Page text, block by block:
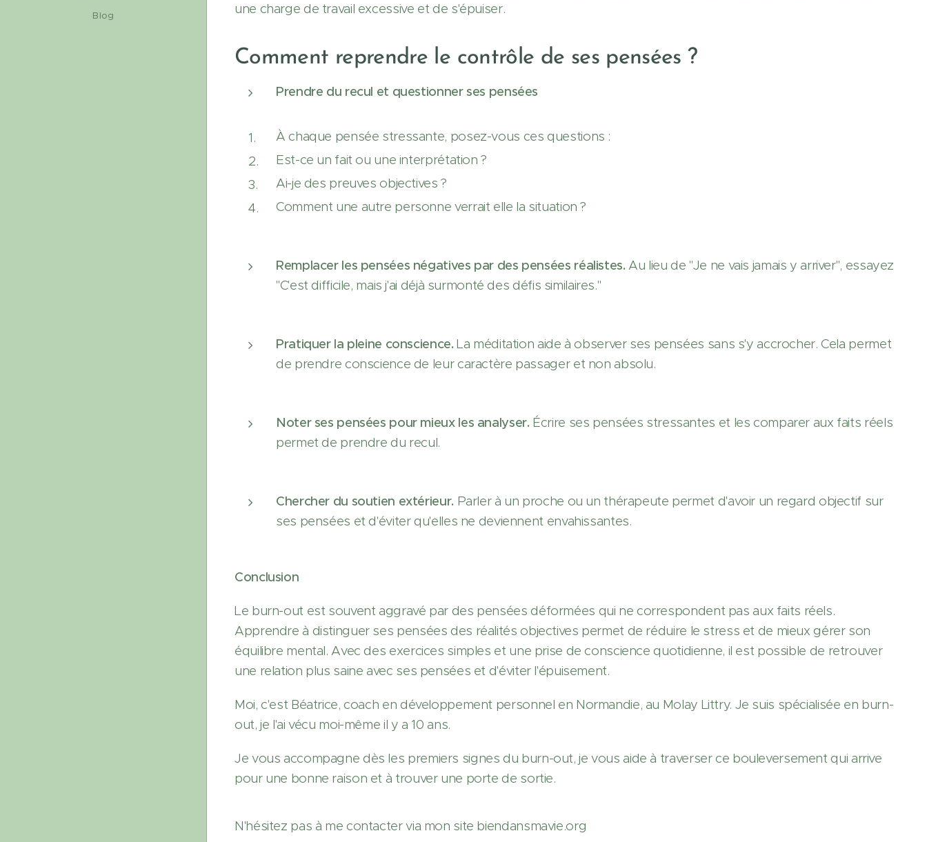
Blog
une charge de travail excessive et de s'épuiser.
Comment reprendre le contrôle de ses pensées ?
Prendre du recul et questionner ses pensées
À chaque pensée stressante, posez-vous ces questions :
Est-ce un fait ou une interprétation ?
Ai-je des preuves objectives ?
Comment une autre personne verrait elle la situation ?
Remplacer les pensées négatives par des pensées réalistes.Au lieu de "Je ne vais jamais y arriver", essayez
"C'est difficile, mais j'ai déjà surmonté des défis similaires."
Pratiquer la pleine conscience.La méditation aide à observer ses pensées sans s'y accrocher. Cela permet
de prendre conscience de leur caractère passager et non absolu.
Noter ses pensées pour mieux les analyser. Écrire ses pensées stressantes et les comparer aux faits réels
permet de prendre du recul.
Chercher du soutien extérieur. Parler à un proche ou un thérapeute permet d'avoir un regard objectif sur
ses pensées et d'éviter qu'elles ne deviennent envahissantes.
Conclusion
Le burn-out est souvent aggravé par des pensées déformées qui ne correspondent pas aux faits réels.
Apprendre à distinguer ses pensées des réalités objectives permet de réduire le stress et de mieux gérer son
équilibre mental. Avec des exercices simples et une prise de conscience quotidienne, il est possible de retrouver
une relation plus saine avec ses pensées et d'éviter l'épuisement.
Moi, c'est Béatrice, coach en développement personnel en Normandie, au Molay Littry. Je suis spécialisée en burn-
out, je l'ai vécu moi-même il y a 10 ans.
Je vous accompagne dès les premiers signes du burn-out, je vous aide à traverser ce bouleversement qui arrive
pour une bonne raison et à trouver une porte de sortie.
N'hésitez pas à me contacter via mon site biendansmavie.org